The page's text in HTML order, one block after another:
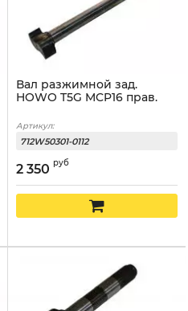
Вал разжимной зад.
HOWO T5G MCP16 прав.
Артикул:
712W50301-0112
2 350 руб